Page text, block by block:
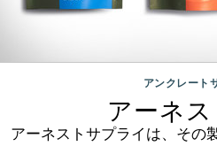
アンクレート
アーネ
アーネストサプライは、その